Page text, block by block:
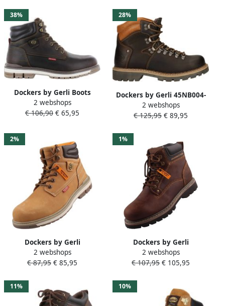
38%
Dockers by Gerli Boots
Heren Gevoerde
Winterlaarzen Boots Leer
2 webshops
€ 106,90 € 65,95
28%
Dockers by Gerli 45NB004-
400 Herenlaarzen 360
chocolade
2 webshops
€ 125,95 € 89,95
2%
Dockers by Gerli
herenlaarzen Golden Tan
2 webshops
€ 87,95 € 85,95
1%
Dockers by Gerli
herenlaarzen alle kleuren
2 webshops
€ 107,95 € 105,95
11% 10%